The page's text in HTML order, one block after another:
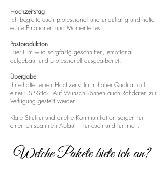
Hochzeitstag
Ich begleite euch professionell und unauffällig und halte
echte Emotionen und Momente fest.
Postproduktion
Euer Film wird sorgfältig geschnitten, emotional
aufgebaut und professionell ausgearbeitet.
Übergabe
Ihr erhaltet euren Hochzeitsfilm in hoher Qualität auf
einer USB-Stick. Auf Wunsch können auch Rohdaten zur
Verfügung gestellt werden.
Klare Struktur und direkte Kommunikation sorgen für
einen entspannten Ablauf – für euch und für mich.
Welche Pakete biete ich an?